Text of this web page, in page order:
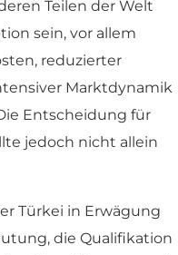
Teilen der Welt
sein, vor allem
reduzierter
Marktdynamik
Entscheidung für
jedoch nicht allein
Türkei in Erwägung
die Qualifikation